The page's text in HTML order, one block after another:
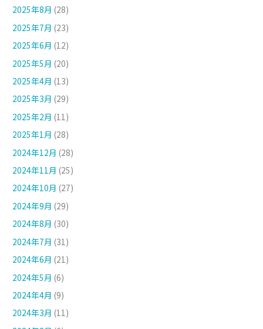
2025年8月 (28)
2025年7月 (23)
2025年6月 (12)
2025年5月 (20)
2025年4月 (13)
2025年3月 (29)
2025年2月 (11)
2025年1月 (28)
2024年12月 (28)
2024年11月 (25)
2024年10月 (27)
2024年9月 (29)
2024年8月 (30)
2024年7月 (31)
2024年6月 (21)
2024年5月 (6)
2024年4月 (9)
2024年3月 (11)